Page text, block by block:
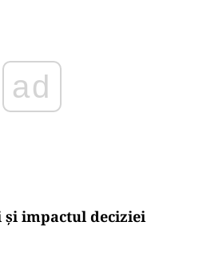
impactul deciziei